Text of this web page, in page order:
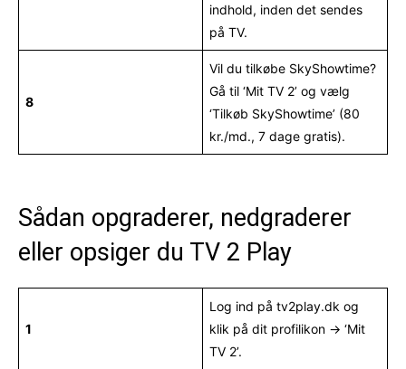
indhold, inden det sendes
på TV.
8
Vil du tilkøbe SkyShowtime?
Gå til ‘Mit TV 2’ og vælg
‘Tilkøb SkyShowtime’ (80
kr./md., 7 dage gratis).
Sådan opgraderer, nedgraderer
eller opsiger du TV 2 Play
1
Log ind på tv2play.dk og
klik på dit profilikon → ‘Mit
TV 2’.